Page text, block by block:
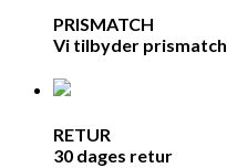
PRISMATCH
Vi tilbyder prismatch
RETUR
30 dages retur